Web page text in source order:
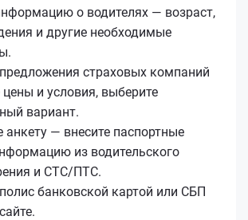
о водителях — возраст,
и другие необходимые
страховых компаний
цены и условия, выберите
вариант.
анкету — внесите паспортные
из водительского
и СТС/ПТС.
банковской картой или СБП